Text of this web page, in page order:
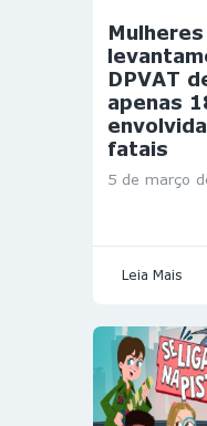
DPVAT
apenas
fatais
5 de março
Leia Mais